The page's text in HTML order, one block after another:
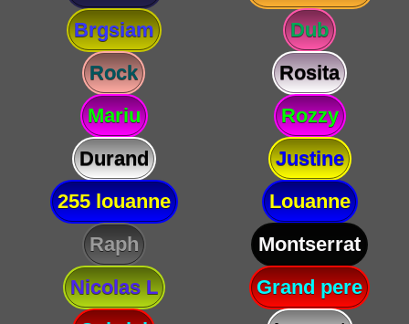
Brgsiam
Dub
Rock
Rosita
Mariu
Rozzy
Durand
Justine
255 louanne
Louanne
Raph
Montserrat
Nicolas L
Grand pere